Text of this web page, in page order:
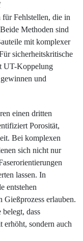
Fehlstellen, die in
Methoden sind
mit komplexer
sicherheitskritische
UT-Koppelung
und
einen dritten
Porosität,
Bei komplexen
sich nicht nur
lassen. In
entstehen
erlauben.
belegt, dass
erhöht, sondern auch